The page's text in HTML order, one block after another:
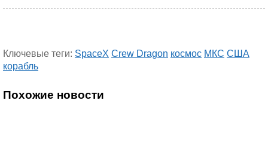
Ключевые теги: SpaceX Crew Dragon космос МКС США
корабль
Похожие новости